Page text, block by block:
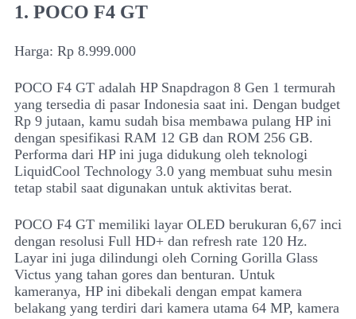
1. POCO F4 GT
Harga: Rp 8.999.000
POCO F4 GT adalah HP Snapdragon 8 Gen 1 termurah
yang tersedia di pasar Indonesia saat ini. Dengan budget
Rp 9 jutaan, kamu sudah bisa membawa pulang HP ini
dengan spesifikasi RAM 12 GB dan ROM 256 GB.
Performa dari HP ini juga didukung oleh teknologi
LiquidCool Technology 3.0 yang membuat suhu mesin
tetap stabil saat digunakan untuk aktivitas berat.
POCO F4 GT memiliki layar OLED berukuran 6,67 inci
dengan resolusi Full HD+ dan refresh rate 120 Hz.
Layar ini juga dilindungi oleh Corning Gorilla Glass
Victus yang tahan gores dan benturan. Untuk
kameranya, HP ini dibekali dengan empat kamera
belakang yang terdiri dari kamera utama 64 MP, kamera